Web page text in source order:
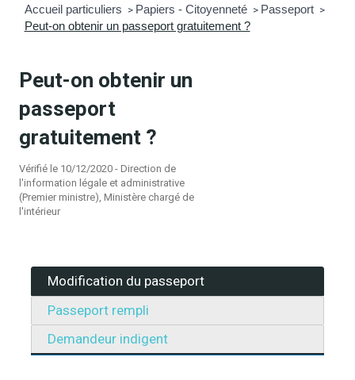
municipaux
sur la commune
d’urbanisme
domaine public
à la commune
Accueil particuliers > Papiers - Citoyenneté > Passeport >
Peut-on obtenir un passeport gratuitement ?
Peut-on obtenir un
passeport
gratuitement ?
Vérifié le 10/12/2020 - Direction de
l'information légale et administrative
(Premier ministre), Ministère chargé de
l'intérieur
Modification du passeport
Passeport rempli
Demandeur indigent